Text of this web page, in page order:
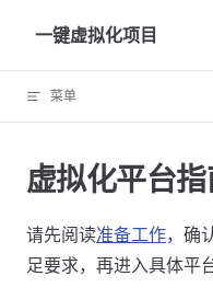
Skip to content
一键虚拟化项目
菜单
虚拟化平台
请先阅读准备工作，确
足要求，再进入具体平